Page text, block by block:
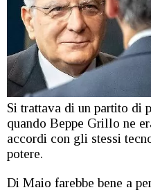
Si trattava di un partito di
quando Beppe Grillo ne
accordi con gli stessi
potere.
Di Maio farebbe bene a